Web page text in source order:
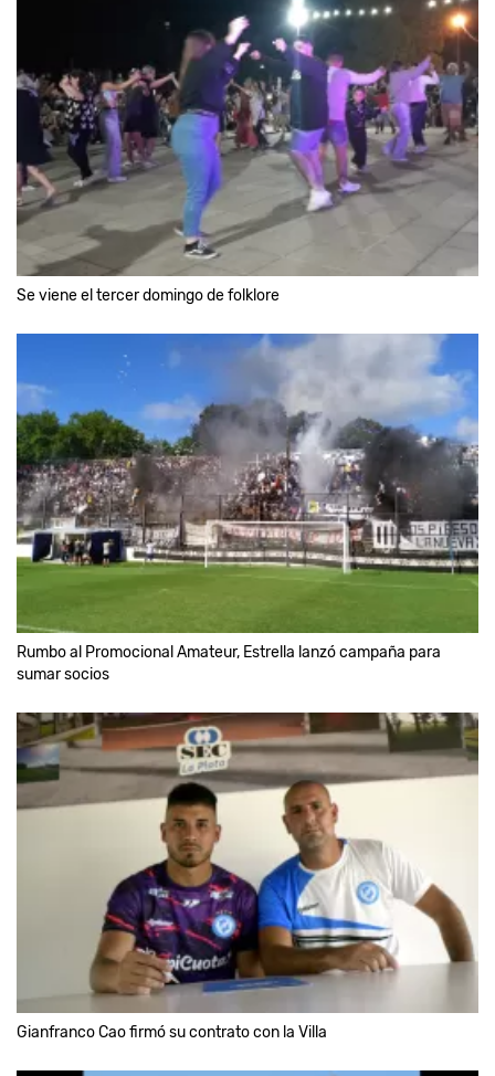
Se viene el tercer domingo de folklore
Rumbo al Promocional Amateur, Estrella lanzó campaña para
sumar socios
Gianfranco Cao firmó su contrato con la Villa